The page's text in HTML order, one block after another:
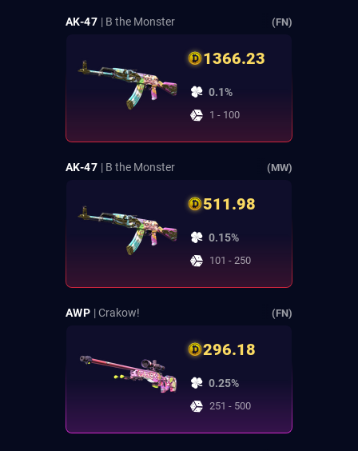
AK-47 | B the Monster (FN)
1366.23
0.1%
1 - 100
AK-47 | B the Monster (MW)
511.98
0.15%
101 - 250
AWP | Crakow! (FN)
296.18
0.25%
251 - 500